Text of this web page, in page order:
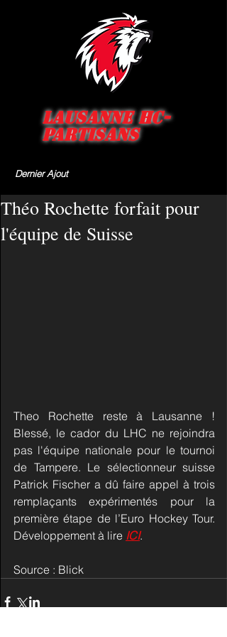
Lausanne HC-
Partisans
Dernier Ajout
Théo Rochette forfait pour
l'équipe de Suisse
Theo Rochette reste à Lausanne !
Blessé, le cador du LHC ne rejoindra
pas l'équipe nationale pour le tournoi
de Tampere. Le sélectionneur suisse
Patrick Fischer a dû faire appel à trois
remplaçants expérimentés pour la
première étape de l’Euro Hockey Tour.
Développement à lire ICI.
Source : Blick